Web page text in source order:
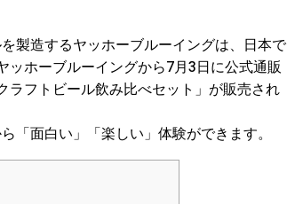
製造するヤッホーブルーイングは、日本で
ッホーブルーイングから7月3日に公式通販
フトビール飲み比べセット」が販売され
「面白い」「楽しい」体験ができます。